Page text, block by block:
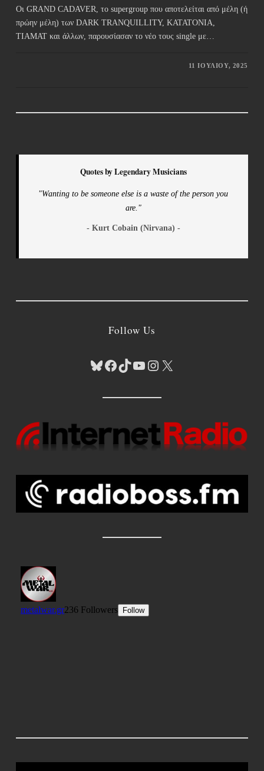
Οι GRAND CADAVER, το supergroup που αποτελείται από μέλη (ή
πρώην μέλη) των DARK TRANQUILLITY, KATATONIA,
TIAMAT και άλλων, παρουσίασαν το νέο τους single με…
11 ΙΟΥΛΊΟΥ, 2025
Quotes by Legendary Musicians
"Wanting to be someone else is a waste of the person you
are."
- Kurt Cobain (Nirvana) -
Follow Us